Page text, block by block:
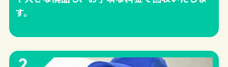
す。